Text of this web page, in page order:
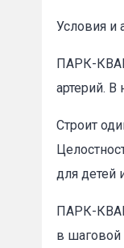
Условия и
ПАРК-
артерий.
Строит
для детей
ПАРК-
в шаговой